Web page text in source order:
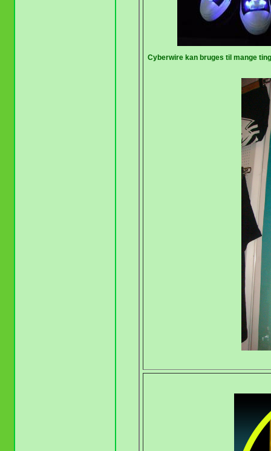
Cyberwire kan bruges til mange